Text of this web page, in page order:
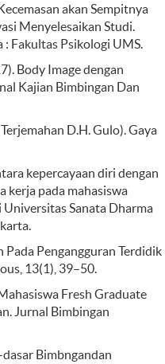
akan Sempitnya
Menyelesaikan Studi.
Fakultas Psikologi UMS.
Body Image dengan
Kajian Bimbingan Dan
D.H. Gulo). Gaya
kepercayaan diri dengan
kerja pada mahasiswa
Sanata Dharma
Pada Pengangguran Terdidik
13(1), 39–50.
Fresh Graduate
Jurnal Bimbingan
Bimbngandan